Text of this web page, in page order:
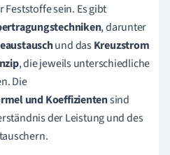
Feststoffe sein. Es gibt
, darunter
und dasKreuzstrom
, die jeweils unterschiedliche
Die
und Koeffizientensind
der Leistung und des